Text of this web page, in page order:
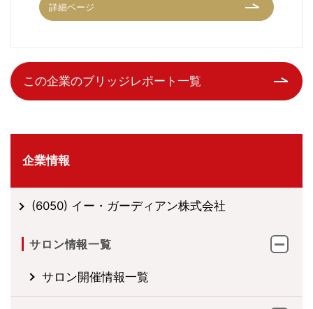
詳細ページ
この企業のブリッジレポート一覧
企業情報
(6050) イー・ガーディアン株式会社
サロン情報一覧
サロン開催情報一覧